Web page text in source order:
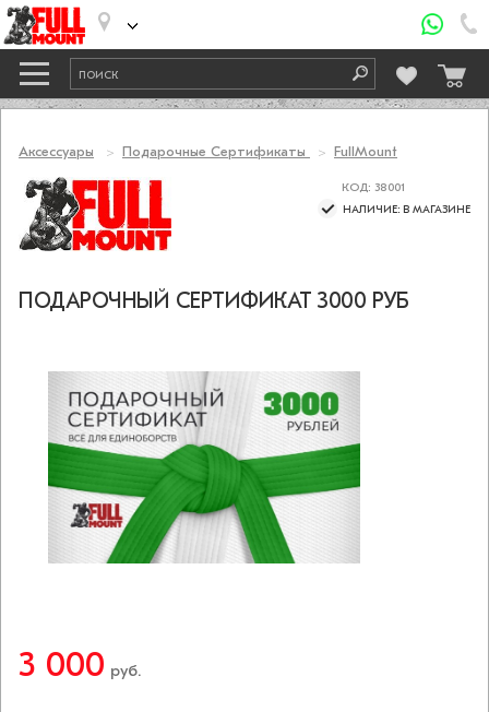
Аксессуары Подарочные Сертификаты FullMount
КОД: 38001
НАЛИЧИЕ: В МАГАЗИНЕ
ПОДАРОЧНЫЙ СЕРТИФИКАТ 3000 РУБ
3 000 руб.